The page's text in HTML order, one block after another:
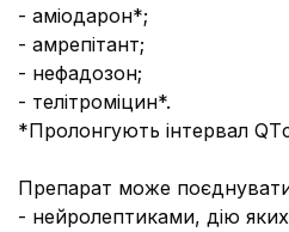
- аміодарон*;
- амрепітант;
- нефадозон;
- телітроміцин*.
*Пролонгують інтервал
Препарат може
- нейролептиками, дію